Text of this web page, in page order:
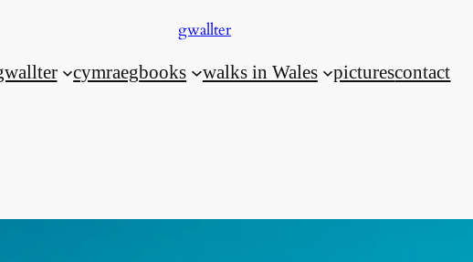
gwallter
cymraegbooks walks in Wales picturescontact